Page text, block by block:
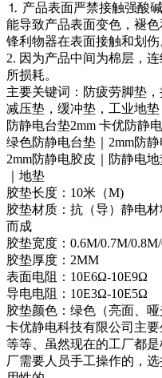
⒈ 产品表面严禁接触强酸
能导致产品表面变色，褪
锋利物器在表面接触和划伤
2. 因为产品中间为棉层，
所损耗。
主要关键词：防疲劳脚垫
减压垫，缓冲垫，工业地
防静电台垫2mm 卡优防静
绿色防静电台垫｜2mm防
2mm防静电胶皮｜防静电
｜地垫
胶垫长度：10米（M)
胶垫材质：抗（导）静电
而成
胶垫宽度：0.6M/0.7M/
胶垫厚度：2MM
表面电阻：10E6Ω-10E9Ω
导电电阻：10E3Ω-10E5Ω
胶垫颜色：绿色（亮面、哑
卡优静电科技有限公司主
等等、虽然现在的工厂都
厂需要人员手工操作的，